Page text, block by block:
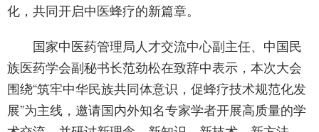
化，共同开启中医蜂疗的新篇章。
国家中医药管理局人才交流中心副主任、中国民
族医药学会副秘书长范劲松在致辞中表示，本次大会
围绕“筑牢中华民族共同体意识，促蜂疗技术规范化发
展”为主线，邀请国内外知名专家学者开展高质量的学